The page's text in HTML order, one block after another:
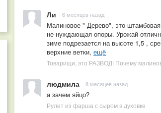
Ли 6 месяцев назад
Малиновое " Дерево", это
не нуждающая опоры. Урожай
зиме подрезается на высоте 1,5 ,
верхние ветки, ещё
людмила 8 месяцев назад
а зачем яйцо?
Рулет из фарша с сыром в духовке